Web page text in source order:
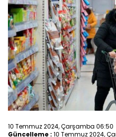
10 Temmuz 2024, Çarşamba 06:50
Güncelleme : 10 Temmuz 2024,